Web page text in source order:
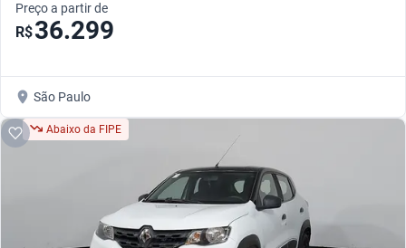
Preço a partir de
R$36.299
São Paulo
Abaixo da FIPE